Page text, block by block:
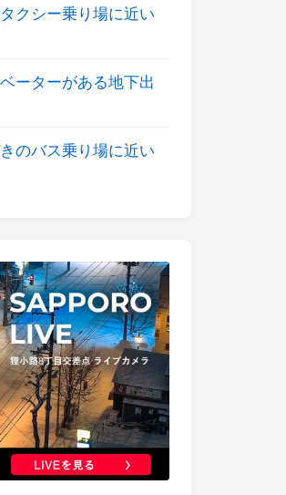
クシー乗り場に近い
ーターがある地下出
のバス乗り場に近い